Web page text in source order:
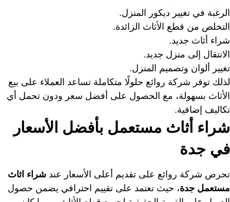
الرغبة في تغيير ديكور المنزل.
التخلص من قطع الأثاث الزائدة.
شراء أثاث جديد.
الانتقال إلى منزل جديد.
تغيير ألوان وتصميم المنزل.
لذلك توفر شركة روائع حلولًا متكاملة تساعد العملاء على بيع
الأثاث بسهولة، مع الحصول على أفضل سعر ودون تحمل أي
تكاليف إضافية.
شراء أثاث مستعمل بأفضل الأسعار
في جدة
تحرص شركة روائع على تقديم أعلى الأسعار عند شراء اثاث
مستعمل جدة، حيث تعتمد على تقييم احترافي يضمن حصول